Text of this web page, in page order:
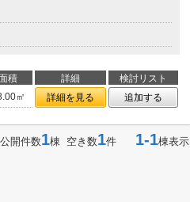
積 詳細
検討リスト
㎡ 詳細を見る 追加する
開件数1棟 空き数1件 1-1棟表示